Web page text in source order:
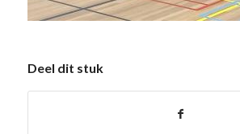
Deel dit stuk